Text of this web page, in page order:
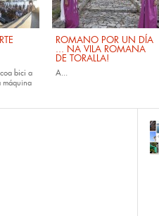
bici a
máquina
ROMANO POR UN DÍA
... NA VILA ROMANA
DE TORALLA!
A...